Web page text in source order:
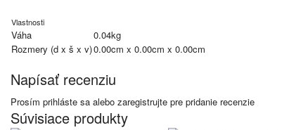
Vlastnosti
Váha
0.04kg
Rozmery (d x š x v)0.00cm x 0.00cm x 0.00cm
Napísať recenziu
Prosím prihláste sa alebo zaregistrujte pre pridanie recenzie
Súvisiace produkty